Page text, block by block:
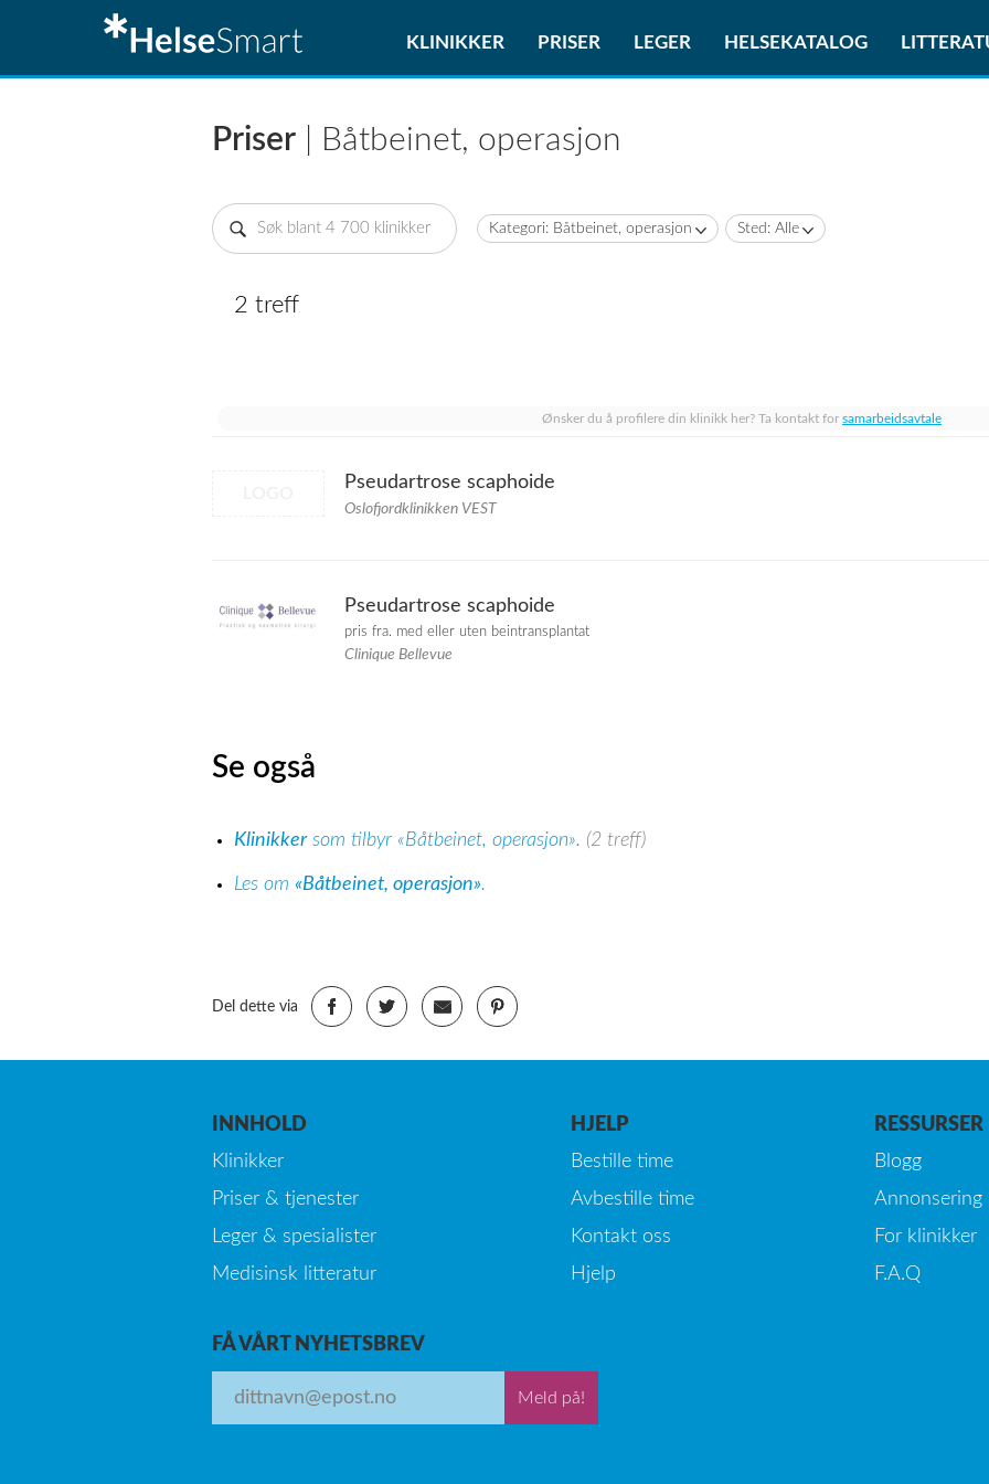
KLINIKKER PRISER LEGER HELSEKATALOG
Priser | Båtbeinet, operasjon
Kategori: Båtbeinet, operasjon Sted: Alle
2 treff
Ønsker du å profilere din klinikk her? Ta kontakt for samarbeidsavtale
Pseudartrose scaphoide
Oslofjordklinikken VEST
Pseudartrose scaphoide
pris fra. med eller uten beintransplantat
Clinique Bellevue
Se også
Klinikkersom tilbyr «Båtbeinet, operasjon». (2 treff)
Les om «Båtbeinet, operasjon».
Del dette via
INNHOLD
Klinikker
Priser & tjenester
Leger & spesialister
Medisinsk litteratur
HJELP
Bestille time
Avbestille time
Kontakt oss
Hjelp
RESSURSER
Blogg
Annonsering
For klinikker
F.A.Q
FÅ VÅRT NYHETSBREV
Meld på!